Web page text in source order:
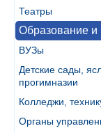
Театры
Образование и
ВУЗы
Детские сады,
прогимназии
Колледжи,
Органы